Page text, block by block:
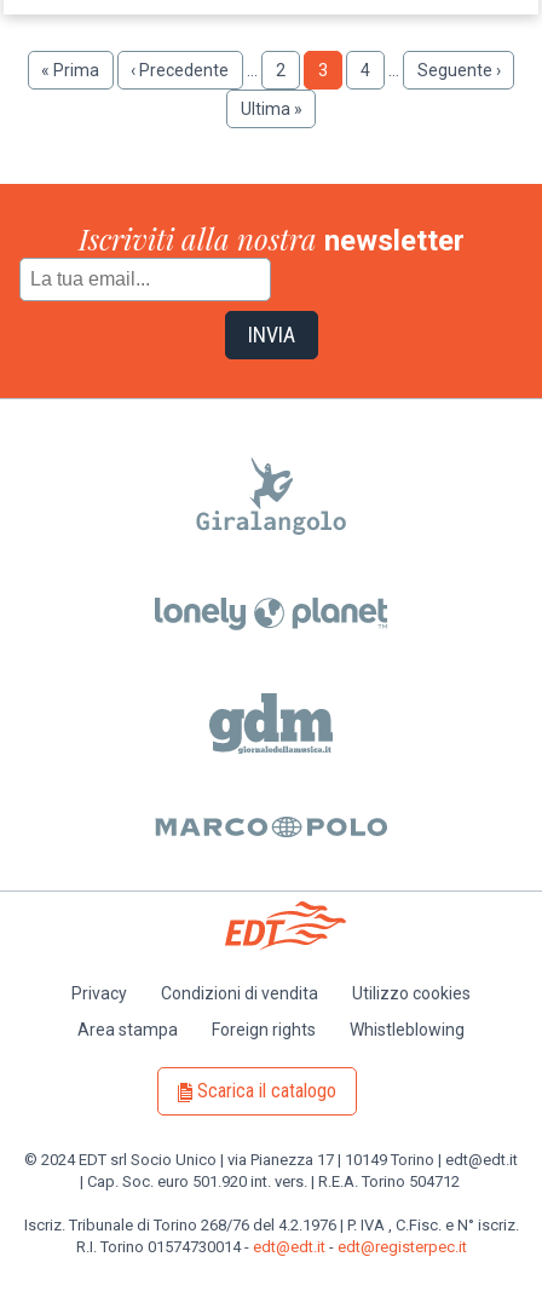
Paginazione
Prima
pagina
« Prima
Pagina
precedente
‹ Precedente Pagina
2 Pagina
3 Pagina
4
Pagina
successiva
Seguente ›
Ultima
pagina
Ultima »
Iscriviti alla nostra newsletter
Privacy Condizioni di vendita
Utilizzo cookies
Area stampa
Foreign rights Whistleblowing
Scarica il catalogo
© 2024 EDT srl Socio Unico | via Pianezza 17 | 10149 Torino | edt@edt.it
| Cap. Soc. euro 501.920 int. vers. | R.E.A. Torino 504712
Iscriz. Tribunale di Torino 268/76 del 4.2.1976 | P. IVA , C.Fisc. e N° iscriz.
R.I. Torino 01574730014 - edt@edt.it- edt@registerpec.it